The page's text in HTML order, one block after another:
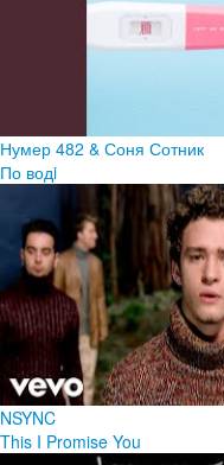
Нумер 482 & Соня Сотник
По водi
NSYNC
This I Promise You